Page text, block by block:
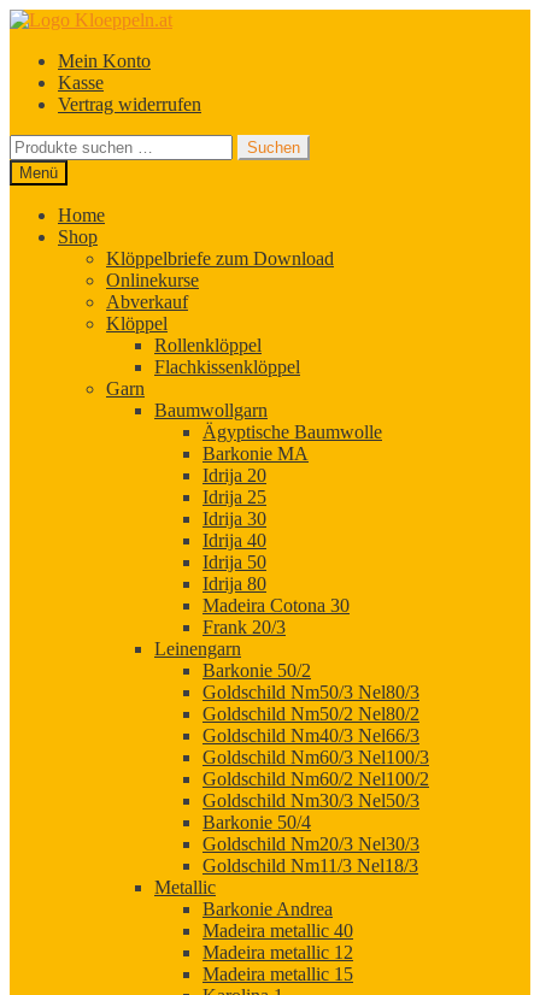
Zur
springen
Zum
springenMein Konto
Kasse
Vertrag widerrufen
Suchen
nach:
Suchen
Menü
Home
Shop
Klöppelbriefe zum Download
Onlinekurse
Abverkauf
Klöppel
Rollenklöppel
Flachkissenklöppel
Garn
Baumwollgarn
Ägyptische Baumwolle
Barkonie MA
Idrija 20
Idrija 25
Idrija 30
Idrija 40
Idrija 50
Idrija 80
Madeira Cotona 30
Frank 20/3
Leinengarn
Barkonie 50/2
Goldschild Nm50/3 Nel80/3
Goldschild Nm50/2 Nel80/2
Goldschild Nm40/3 Nel66/3
Goldschild Nm60/3 Nel100/3
Goldschild Nm60/2 Nel100/2
Goldschild Nm30/3 Nel50/3
Barkonie 50/4
Goldschild Nm20/3 Nel30/3
Goldschild Nm11/3 Nel18/3
Metallic
Barkonie Andrea
Madeira metallic 40
Madeira metallic 12
Madeira metallic 15